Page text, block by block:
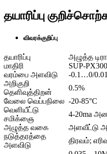
தயாரிப்பு
விவரக்குறிப்பு
தயாரிப்பு
அழுத்த
மாதிரி
SUP-
வரம்பை அளவிடு
-0.1…0/
அறிகுறி
தெளிவுத்திறன்
0.5%
வேலை வெப்பநிலை -20-85°C
வெளியீட்டு
சமிக்ஞை
4-20ma
அழுத்த வகை
அளவீட்டு
நடுத்தரத்தை
அளவிடு
திரவம்;